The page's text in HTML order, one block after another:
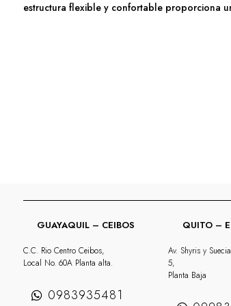
estructura flexible y confortable proporciona
GUAYAQUIL – CEIBOS
C.C. Rio Centro Ceibos,
Local No. 60A Planta alta.
0983935481
QUITO –
Av. Shyris y
5,
Planta Baja